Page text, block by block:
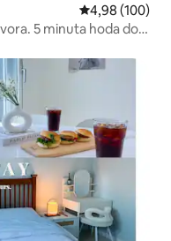
Prosječna
4,98 (100)
5 minuta hoda do
Jogi. Popust na duži
„Odabrali gosti”